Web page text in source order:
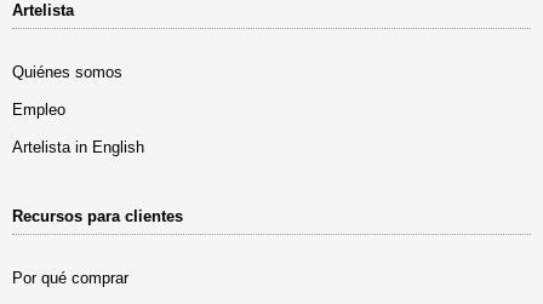
Artelista
Quiénes somos
Empleo
Artelista in English
Recursos para clientes
Por qué comprar